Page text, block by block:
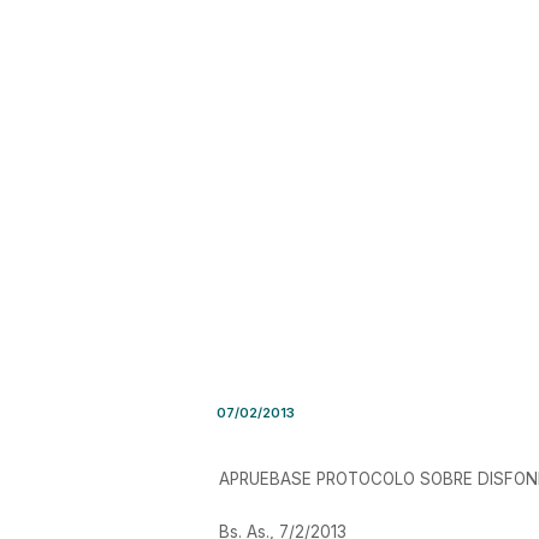
07/02/2013
APRUEBASE PROTOCOLO SOBRE
Bs. As., 7/2/2013